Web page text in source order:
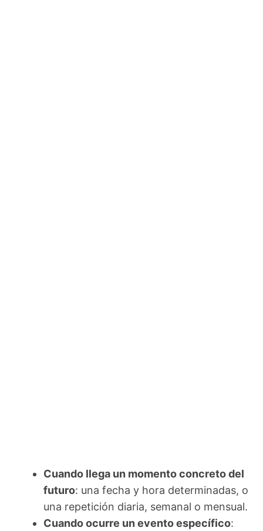
Cuando llega un momento concreto del
futuro: una fecha y hora determinadas, o
una repetición diaria, semanal o mensual.
Cuando ocurre un evento específico: